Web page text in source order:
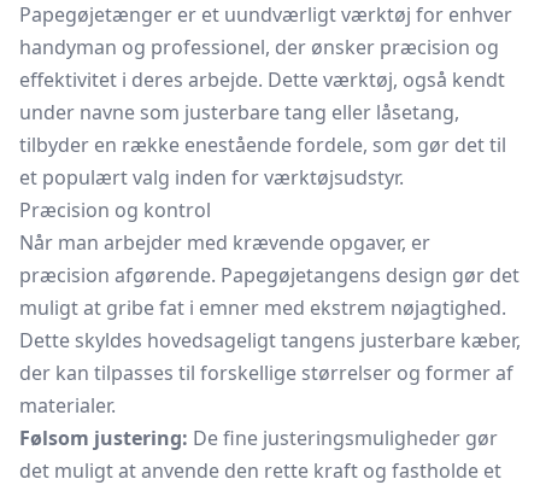
Papegøjetænger er et uundværligt værktøj for enhver
handyman og professionel, der ønsker præcision og
effektivitet i deres arbejde. Dette værktøj, også kendt
under navne som justerbare tang eller låsetang,
tilbyder en række enestående fordele, som gør det til
et populært valg inden for værktøjsudstyr.
Præcision og kontrol
Når man arbejder med krævende opgaver, er
præcision afgørende. Papegøjetangens design gør det
muligt at gribe fat i emner med ekstrem nøjagtighed.
Dette skyldes hovedsageligt tangens justerbare kæber,
der kan tilpasses til forskellige størrelser og former af
materialer.
Følsom justering: De fine justeringsmuligheder gør
det muligt at anvende den rette kraft og fastholde et